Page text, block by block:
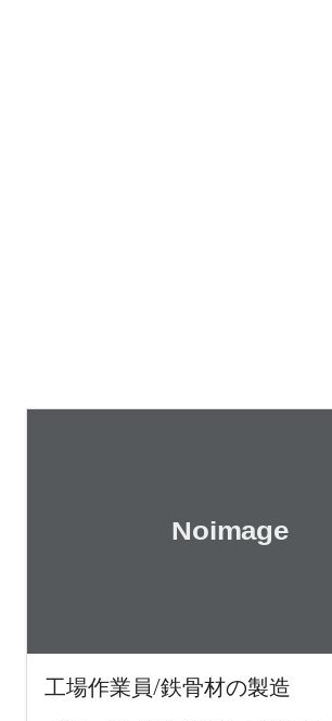
工場作業員/鉄骨材の製造